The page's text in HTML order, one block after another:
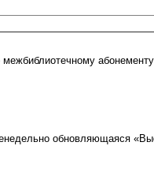
обновляющаяся